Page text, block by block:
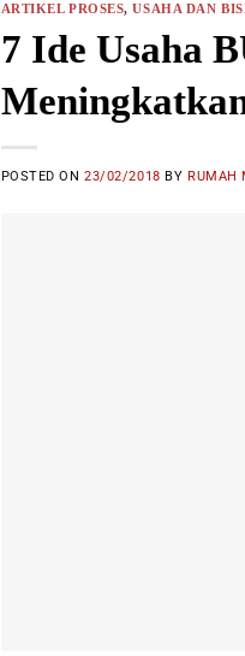
ARTIKEL PROSES,USAHA DAN
7 Ide Usaha
POSTED ON23/02/2018 BY RUMAH